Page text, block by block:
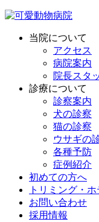
当院について
アクセス
病院案内
院長スタ
診療について
診察案内
犬の診察
猫の診察
ウサギの
各種予防
症例紹介
初めての方へ
トリミング・
お問い合わせ
採用情報